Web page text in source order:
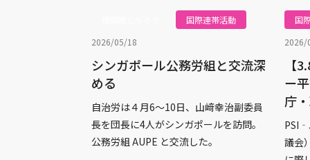
国際連帯活動
2026/05/18
シンガポール公務労組と交流深
める
自治労は４月6〜10日、山﨑幸治副委員
長を団長に4人がシンガポールを訪問。
公務労組 AUPE と交流した。
国
2026/
【
ー
庁
議会